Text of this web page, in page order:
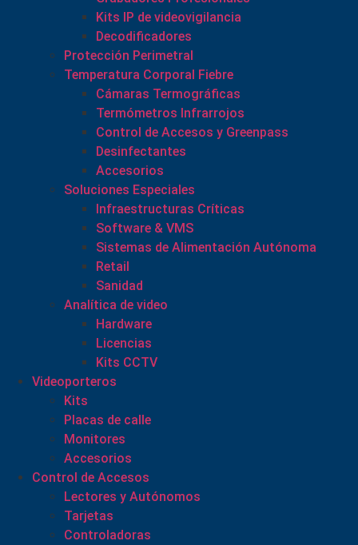
Kits IP de videovigilancia
Decodificadores
Protección Perimetral
Temperatura Corporal Fiebre
Cámaras Termográficas
Termómetros Infrarrojos
Control de Accesos y Greenpass
Desinfectantes
Accesorios
Soluciones Especiales
Infraestructuras Críticas
Software & VMS
Sistemas de Alimentación Autónoma
Retail
Sanidad
Analítica de video
Hardware
Licencias
Kits CCTV
Videoporteros
Kits
Placas de calle
Monitores
Accesorios
Control de Accesos
Lectores y Autónomos
Tarjetas
Controladoras